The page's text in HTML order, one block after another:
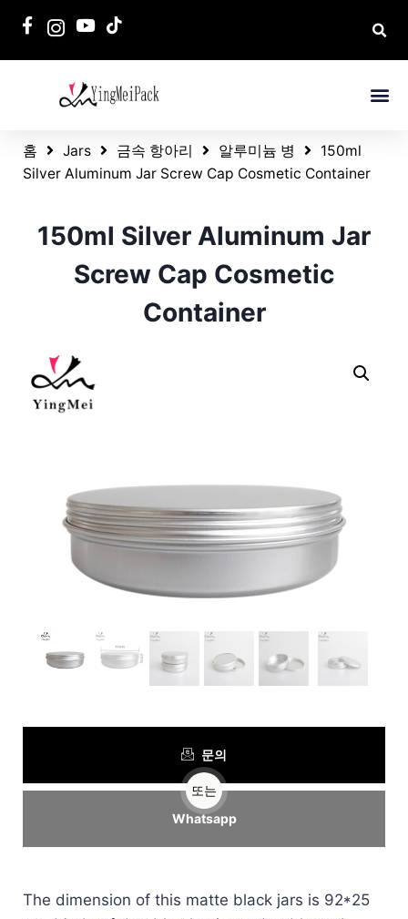
홈 Jars 금속 항아리 알루미늄 병
150ml
Silver Aluminum Jar Screw Cap Cosmetic Container
150ml Silver Aluminum Jar
Screw Cap Cosmetic
Container
문의
또는
Whatsapp
The dimension of this matte black jars is 92*25